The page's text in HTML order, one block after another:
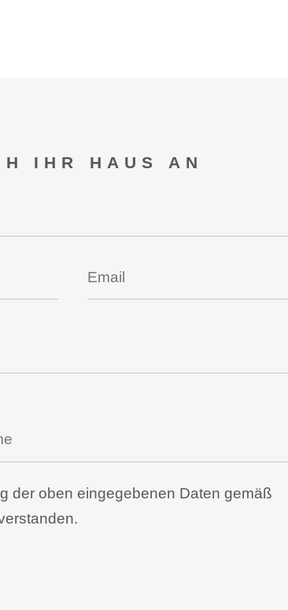
IHR HAUS AN
der oben eingegebenen Daten gemäß